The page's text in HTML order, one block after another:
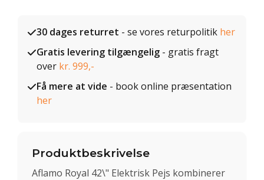
30 dages returret - se vores returpolitik her
Gratis levering tilgængelig - gratis fragt
over kr. 999,-
Få mere at vide - book online præsentation
her
Produktbeskrivelse
Aflamo Royal 42\" Elektrisk Pejs kombinerer